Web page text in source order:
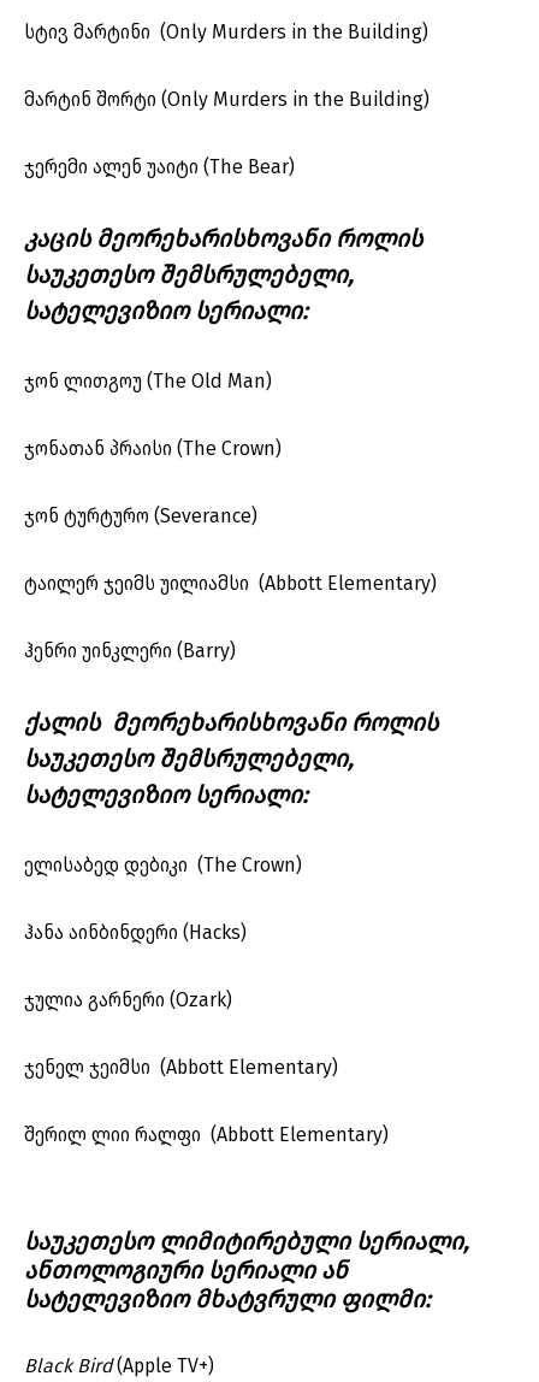
სტივ მარტინი (Only Murders in the Building)
მარტინ შორტი (Only Murders in the Building)
ჯერემი ალენ უაიტი (The Bear)
კაცის მეორეხარისხოვანი როლის
საუკეთესო შემსრულებელი,
სატელევიზიო სერიალი:
ჯონ ლითგოუ (The Old Man)
ჯონათან პრაისი (The Crown)
ჯონ ტურტურო (Severance)
ტაილერ ჯეიმს უილიამსი (Abbott Elementary)
ჰენრი უინკლერი (Barry)
ქალის მეორეხარისხოვანი როლის
საუკეთესო შემსრულებელი,
სატელევიზიო სერიალი:
ელისაბედ დებიკი (The Crown)
ჰანა აინბინდერი (Hacks)
ჯულია გარნერი (Ozark)
ჯენელ ჯეიმსი (Abbott Elementary)
შერილ ლიი რალფი (Abbott Elementary)
საუკეთესო ლიმიტირებული სერიალი,
ანთოლოგიური სერიალი ან
სატელევიზიო მხატვრული ფილმი:
Black Bird(Apple TV+)